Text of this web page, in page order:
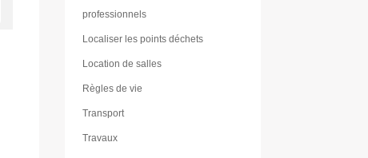
professionnels
Localiser les points déchets
Location de salles
Règles de vie
Transport
Travaux